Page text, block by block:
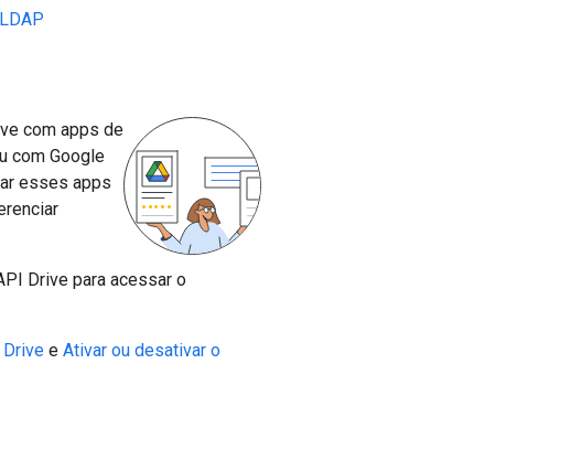
com apps de
com Google
esses apps
Drive para acessar o
e Ativar ou desativar o